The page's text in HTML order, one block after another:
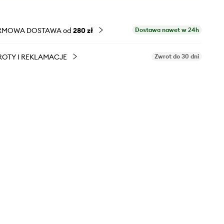
DOSTAWA od 280 zł Dostawa nawet w 24h
I REKLAMACJE Zwrot do 30 dni